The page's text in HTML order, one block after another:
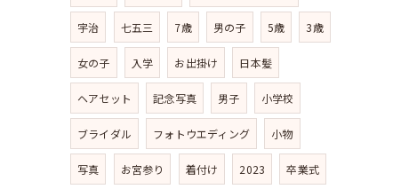
宇治 七五三 7歳 男の子 5歳 3歳
女の子 入学 お出掛け 日本髪
ヘアセット 記念写真 男子 小学校
ブライダル フォトウエディング 小物
写真 お宮参り 着付け 2023 卒業式